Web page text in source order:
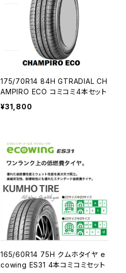
175/70R14 84H GTRADIAL CH
AMPIRO ECO コミコミ4本セット
¥31,800
165/60R14 75H クムホタイヤ e
cowing ES31 4本コミコミセット